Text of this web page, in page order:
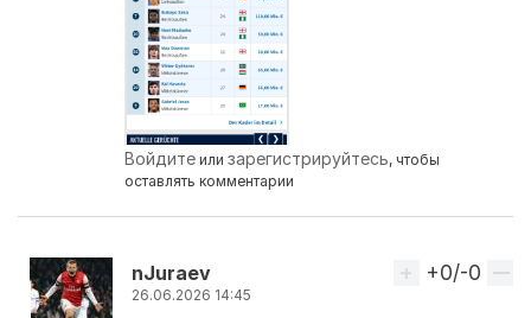
Войдите илизарегистрируйтесь, чтобы
оставлять комментарии
nJuraev
26.06.2026 14:45
Вверх
+0/-0